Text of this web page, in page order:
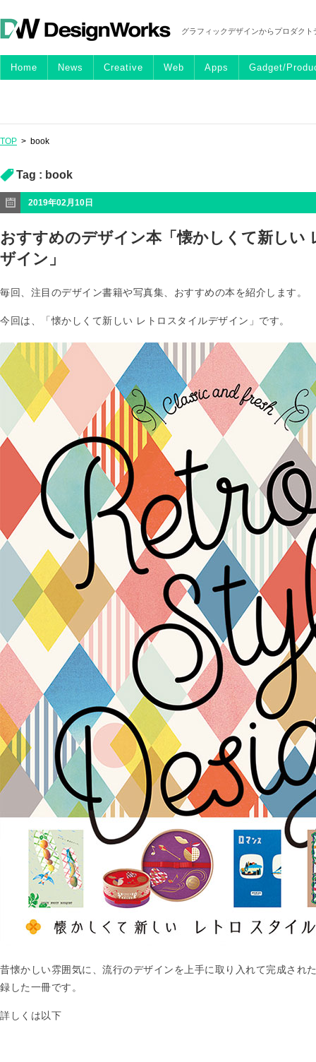
グラフィックデザインからプロダク
Home News Creative Web Apps Gadget/
TOP > book
Tag : book
2019年02月10日
おすすめのデザイン本「懐かしくて新しい
ザイン」
毎回、注目のデザイン書籍や写真集、おすすめの本を紹介します。
今回は、「懐かしくて新しい レトロスタイルデザイン」です。
昔懐かしい雰囲気に、流行のデザインを上手に取り入れて完成され
録した一冊です。
詳しくは以下